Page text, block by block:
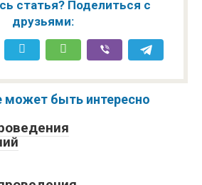
Ведение
протокола
матча
между теннисистами
и судьями
статья? Поделиться с
друзьями:
может быть интересно